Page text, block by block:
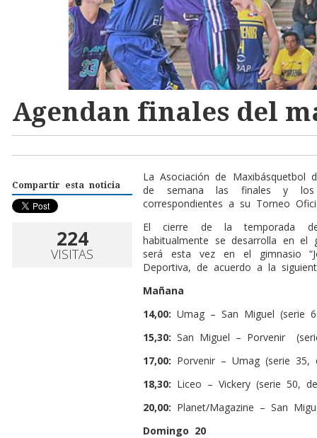
Agendan finales del
Compartir esta noticia
224
VISITAS
La Asociación de
de semana las finales y los
correspondientes a su Torneo
El cierre de la temporada
habitualmente se desarrolla en el
será esta vez en el gimnasio
Deportiva, de acuerdo a la
Mañana
14,00: Umag – San Miguel (serie
15,30: San Miguel – Porvenir
17,00: Porvenir – Umag (serie 35,
18,30: Liceo – Vickery (serie 50,
20,00: Planet/Magazine – San
Domingo 20